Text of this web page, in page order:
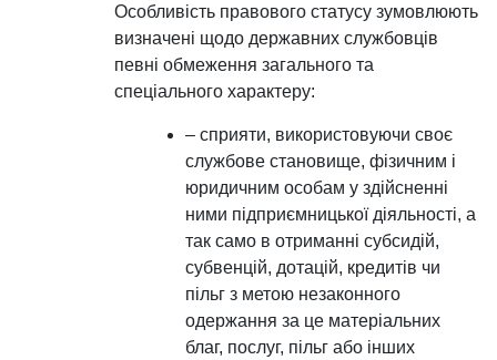
Особливість правового статусу зумовлюють
визначені щодо державних службовців
певні обмеження загального та
спеціального характеру:
– сприяти, використовуючи своє
службове становище, фізичним і
юридичним особам у здійсненні
ними підприємницької діяльності, а
так само в отриманні субсидій,
субвенцій, дотацій, кредитів чи
пільг з метою незаконного
одержання за це матеріальних
благ, послуг, пільг або інших